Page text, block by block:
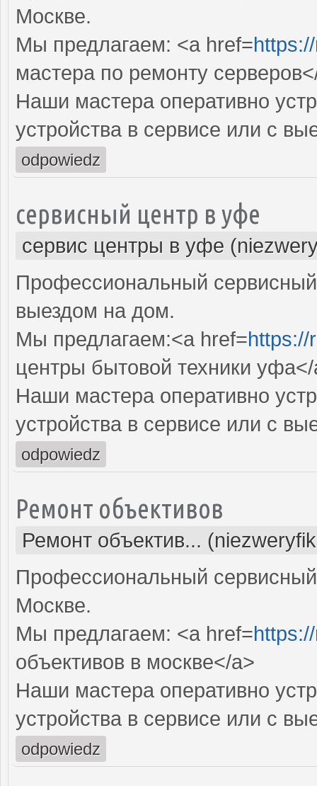
Москве.
Мы предлагаем: <a href=
мастера по ремонту
Наши мастера оперативно
устройства в сервисе или с
odpowiedz
сервисный центр в уфе
сервис центры в уфе
Профессиональный
выездом на дом.
Мы предлагаем:<a href=https://
центры бытовой техники
Наши мастера оперативно
устройства в сервисе или с
odpowiedz
Ремонт объективов
Ремонт объектив...
Профессиональный
Москве.
Мы предлагаем: <a href=
объективов в москве</a>
Наши мастера оперативно
устройства в сервисе или с
odpowiedz